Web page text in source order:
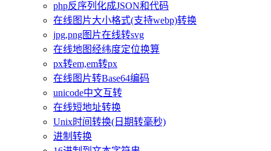
php反序列化成JSON和代码
在线图片大小格式(支持webp)转换
jpg,png图片在线转svg
在线地图经纬度定位换算
px转em,em转px
在线图片转Base64编码
unicode中文互转
在线短地址转换
Unix时间转换(日期转毫秒)
进制转换